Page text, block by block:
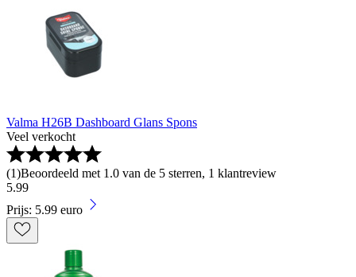
Valma H26B Dashboard Glans Spons
Veel verkocht
(1)Beoordeeld met 1.0 van de 5 sterren, 1 klantreview
5.99
Prijs: 5.99 euro